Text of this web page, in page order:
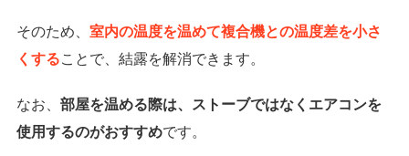
そのため、 室内の温度を温めて複合機との温度差を小さ
くすることで、結露を解消できます。
なお、 部屋を温める際は、ストーブではなくエアコンを
使用するのがおすすめです。